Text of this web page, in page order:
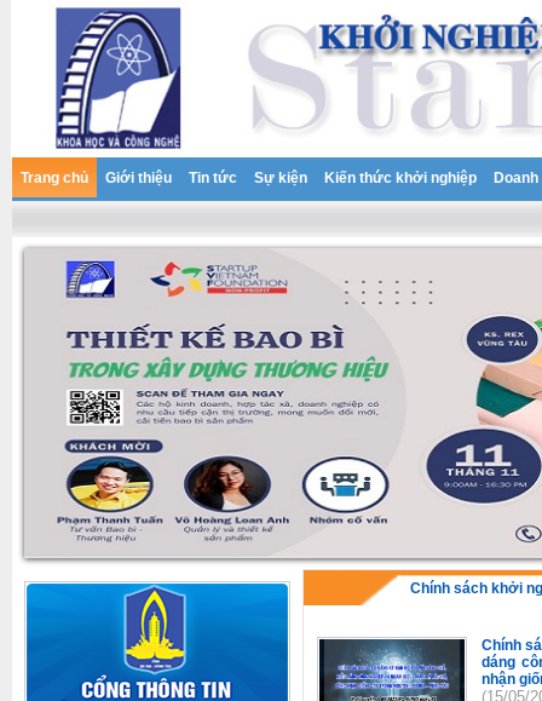
Trang chủ Giới thiệu Tin tức Sự kiện Kiến thức khởi nghiệp
Chính sách khởi
Chính
dáng
nhận
(15/05/